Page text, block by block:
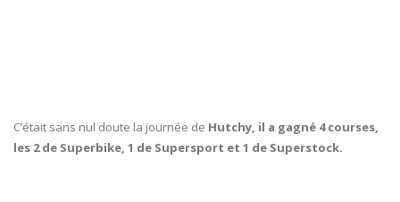
C’était sans nul doute la journée de Hutchy, il a gagné 4 courses,
les 2 de Superbike, 1 de Supersport et 1 de Superstock.